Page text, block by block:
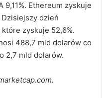
9,11%. Ethereum zyskuje
Dzisiejszy dzień
zyskuje 52,6%.
488,7 mld dolarów co
2,7 mld dolarów.